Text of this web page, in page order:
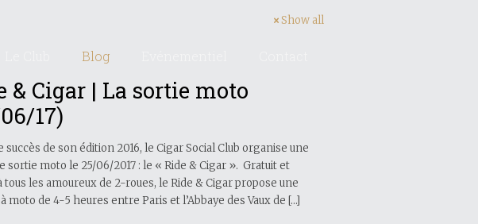
Blog
Show all
& Cigar | La sortie moto
17)
succès de son édition 2016, le Cigar Social Club organise une
sortie moto le 25/06/2017 : le « Ride & Cigar ». Gratuit et
tous les amoureux de 2-roues, le Ride & Cigar propose une
moto de 4-5 heures entre Paris et l’Abbaye des Vaux de […]